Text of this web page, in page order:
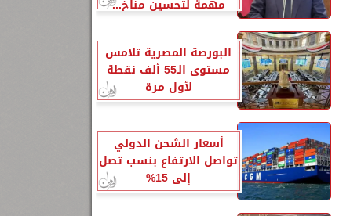
مهمة لتحسين مناخ...
البورصة المصرية تلامس
مستوى الـ55 ألف نقطة
لأول مرة
أسعار الشحن الدولي
تواصل الارتفاع بنسب تصل
إلى 15%